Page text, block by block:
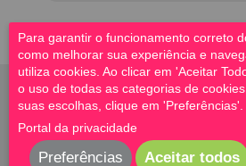
Para garantir o funcionamento correto
como melhorar sua experiência e
utiliza cookies. Ao clicar em 'Aceitar
o uso de todas as categorias de
suas escolhas, clique em 'Preferências'.
Portal da privacidade
Preferências Aceitar todos
© 2023 Casa Hunter | Todos os